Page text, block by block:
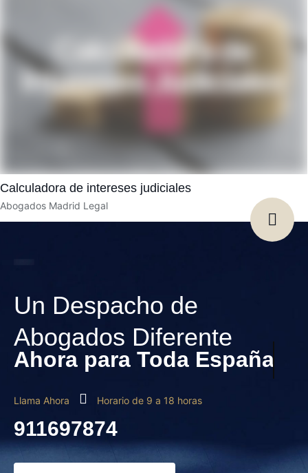
Calculadora de intereses judiciales
Abogados Madrid Legal
Un Despacho de
Abogados Diferente
Ahora para Toda España
Llama Ahora Horario de 9 a 18 horas
911697874